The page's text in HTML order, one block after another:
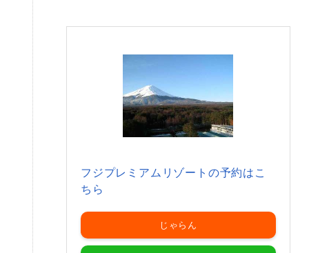
フジプレミアムリゾートの予約はこ
ちら
じゃらん